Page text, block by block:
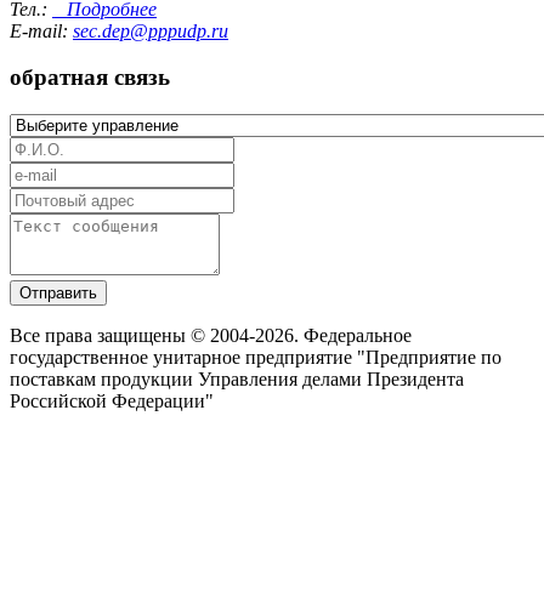
Тел.:
Подробнее
E-mail: sec.dep@pppudp.ru
обратная связь
Отправить
Все права защищены © 2004-2026. Федеральное
государственное унитарное предприятие "Предприятие по
поставкам продукции Управления делами Президента
Российской Федерации"